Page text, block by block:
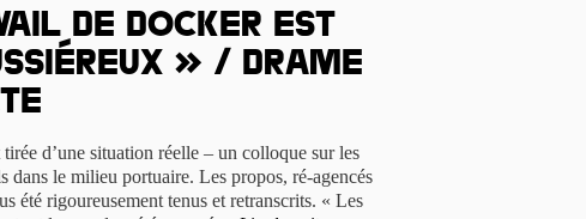
de docker est
» / Drame
d’une situation réelle – un colloque sur les
dans le milieu portuaire. Les propos, ré-agencés
été rigoureusement tenus et retranscrits. « Les